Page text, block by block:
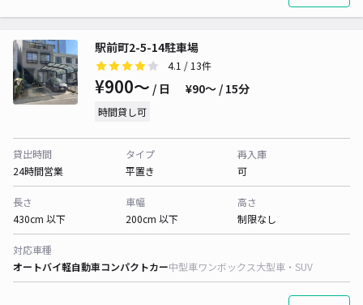
駅前町2-5-14駐車場
4.1 / 13件
¥900〜 / 日 ¥90〜 / 15分
時間貸し可
貸出時間
24時間営業
タイプ
平置き
再入庫
可
長さ
430cm 以下
車幅
200cm 以下
高さ
制限なし
対応車種
オートバイ軽自動車コンパクトカー中型車ワンボックス大型車・SUV